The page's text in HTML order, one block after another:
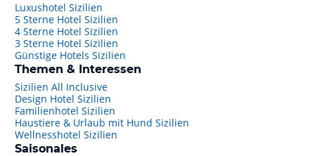
Luxushotel Sizilien
5 Sterne Hotel Sizilien
4 Sterne Hotel Sizilien
3 Sterne Hotel Sizilien
Günstige Hotels Sizilien
Themen & Interessen
Sizilien All Inclusive
Design Hotel Sizilien
Familienhotel Sizilien
Haustiere & Urlaub mit Hund Sizilien
Wellnesshotel Sizilien
Saisonales